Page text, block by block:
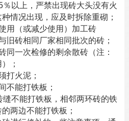
％以上，严禁出现砖大头没有火
情况出现，应及时拆除重砌；
（或减少使用）加工砖
砖相同厂家相同批次的砖；
一次检修的剩余散砖（注：
；
火泥；
能打铁板；
不能打铁板，相邻两环砖的铁
两边不能打铁板；